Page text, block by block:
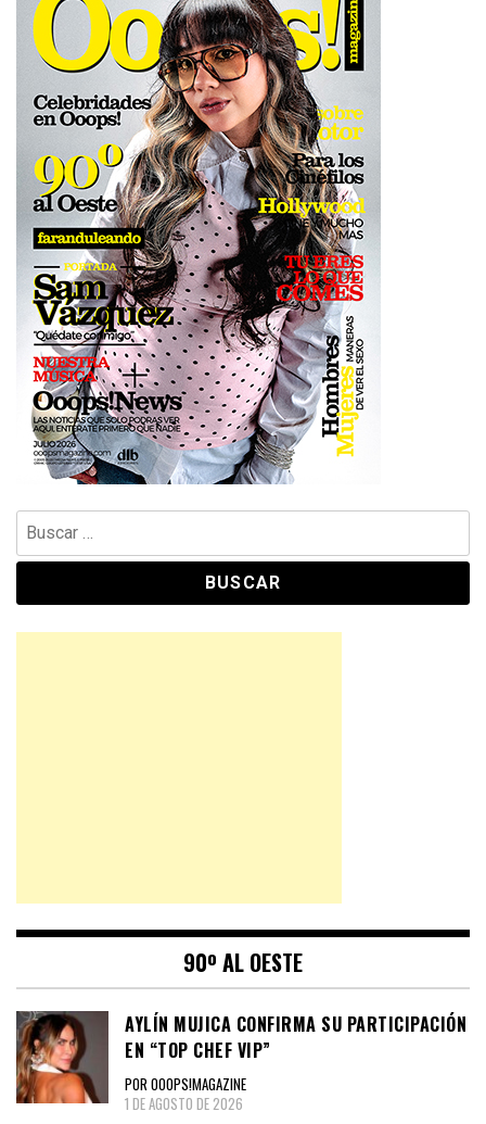
Buscar:
90º AL OESTE
AYLÍN MUJICA CONFIRMA SU PARTICIPACIÓN
EN “TOP CHEF VIP”
POR OOOPS!MAGAZINE
1 DE AGOSTO DE 2026